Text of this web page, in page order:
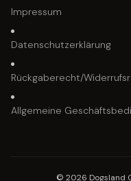
Impressum
Datenschutzerklärung
Rückgaberecht/
Allgemeine
© 2026 Dogsland